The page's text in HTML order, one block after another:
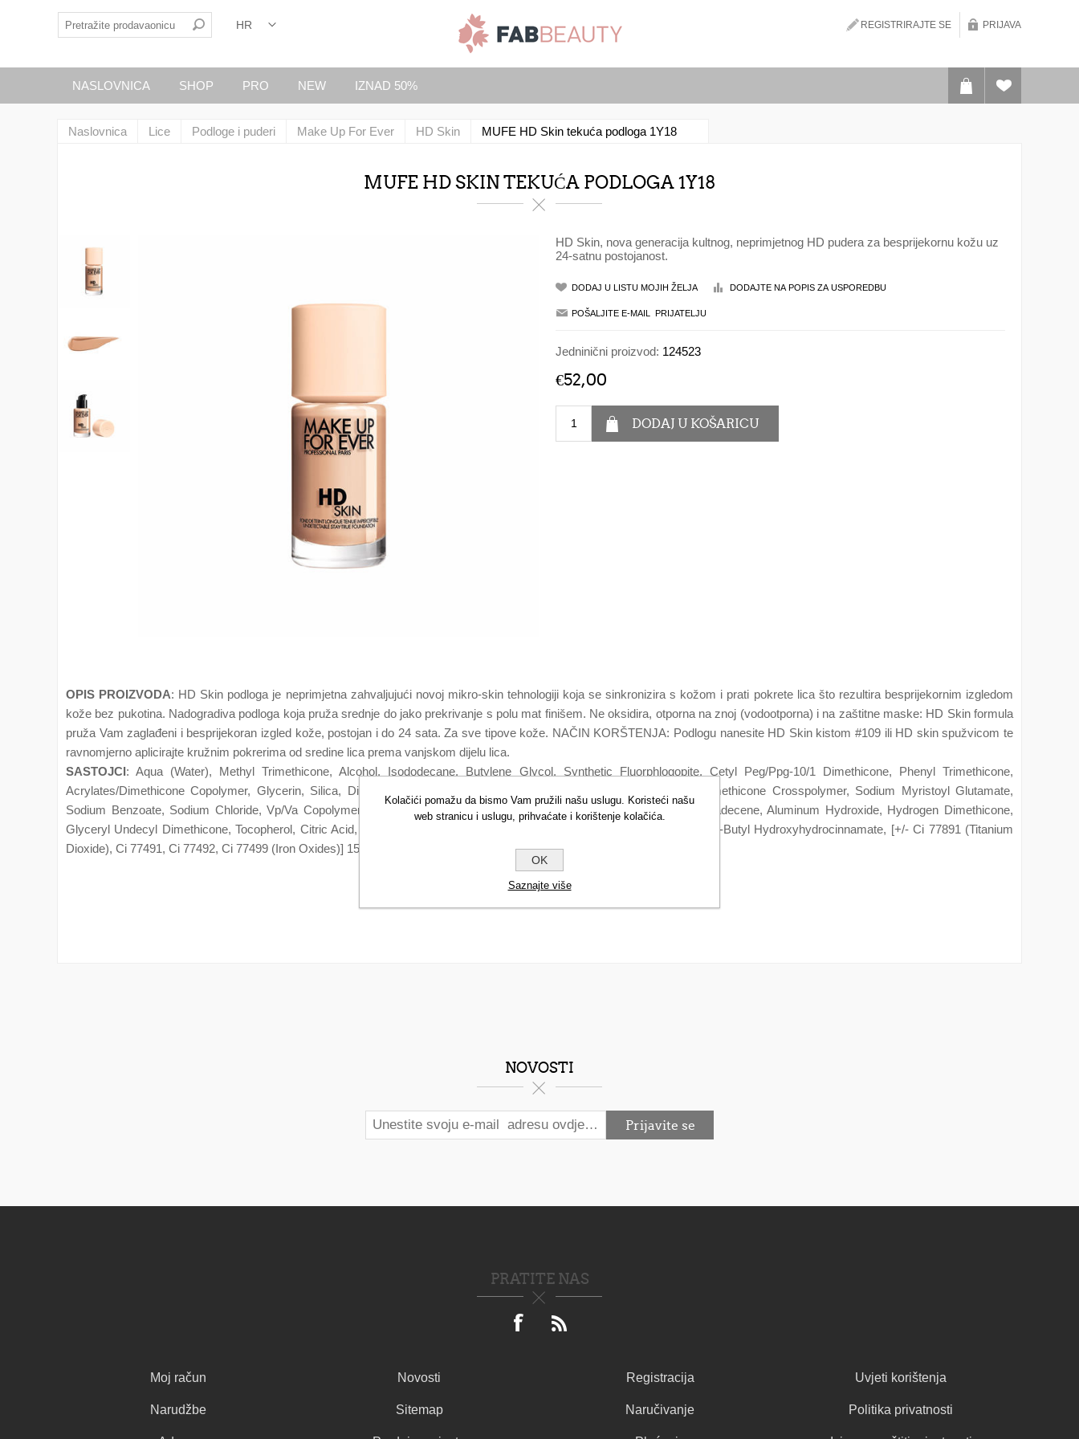
REGISTRIRAJTE SE PRIJAVA
NASLOVNICA SHOP PRO NEW IZNAD 50%
Naslovnica Lice Podloge i puderi Make Up For Ever HD Skin MUFE HD Skin tekuća podloga 1Y18
MUFE HD SKIN TEKUĆA PODLOGA 1Y18
HD Skin, nova generacija kultnog, neprimjetnog HD pudera za besprijekornu kožu uz
24-satnu postojanost.
Jedninični proizvod: 124523
€52,00
OPIS PROIZVODA: HD Skin podloga je neprimjetna zahvaljujući novoj mikro-skin tehnologiji koja se sinkronizira s kožom i prati pokrete lica što rezultira besprijekornim izgledom
kože bez pukotina. Nadogradiva podloga koja pruža srednje do jako prekrivanje s polu mat finišem. Ne oksidira, otporna na znoj (vodootporna) i na zaštitne maske: HD Skin formula
pruža Vam zaglađeni i besprijekoran izgled kože, postojan i do 24 sata. Za sve tipove kože. NAČIN KORŠTENJA: Podlogu nanesite HD Skin kistom #109 ili HD skin spužvicom te
ravnomjerno aplicirajte kružnim pokrerima od sredine lica prema vanjskom dijelu lica.
SASTOJCI: Aqua (Water), Methyl Trimethicone, Alcohol, Isododecane, Butylene Glycol, Synthetic Fluorphlogopite, Cetyl Peg/Ppg-10/1 Dimethicone, Phenyl Trimethicone,
Acrylates/Dimethicone Copolymer, Glycerin, Silica, Dimethicone, Disteardimonium Hectorite, Sorbitan Sesquioleate, Dimethicone Crosspolymer, Sodium Myristoyl Glutamate,
Sodium Benzoate, Sodium Chloride, Vp/Va Copolymer, Propylene Carbonate, Parfum (Fragrance), Sodium Citrate, Hexadecene, Aluminum Hydroxide, Hydrogen Dimethicone,
Glyceryl Undecyl Dimethicone, Tocopherol, Citric Acid, Phenethyl Alcohol, Saccharide Isomerate, Pentaerythrityl Tetra-Di-T-Butyl Hydroxyhydrocinnamate, [+/- Ci 77891 (Titanium
Dioxide), Ci 77491, Ci 77492, Ci 77499 (Iron Oxides)] 15941.
NOVOSTI
PRATITE NAS
Moj račun
Narudžbe
Novosti
Sitemap
Registracija
Naručivanje
Uvjeti korištenja
Politika privatnosti
Kolačići pomažu da bismo Vam pružili našu uslugu. Koristeći našu
web stranicu i uslugu, prihvaćate i korištenje kolačića.
OK
Saznajte više